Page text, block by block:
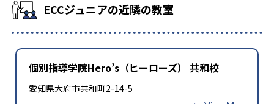
ECCジュニアの近隣の教室
個別指導学院Hero’s（ヒーローズ） 共和校
愛知県大府市共和町2-14-5